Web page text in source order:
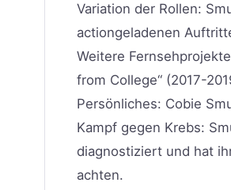
Variation der Rollen:
actiongeladenen
Weitere
from College“ (2017-
Persönliches: Cobie
Kampf gegen Krebs:
diagnostiziert und hat
achten.